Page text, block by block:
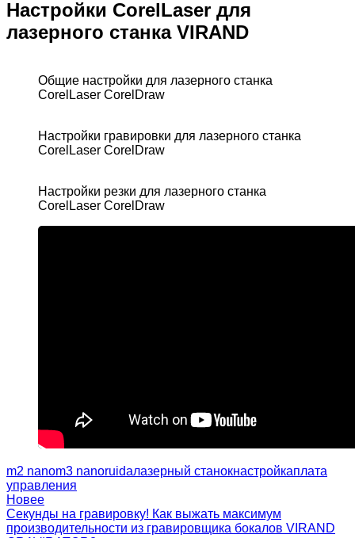
Настройки CorelLaser для
лазерного станка VIRAND
Общие настройки для лазерного станка
CorelLaser CorelDraw
Настройки гравировки для лазерного станка
CorelLaser CorelDraw
Настройки резки для лазерного станка
CorelLaser CorelDraw
m2 nanom3 nanoruidaлазерный станокнастройкаплата
управления
Новее
Секунды на гравировку! Как выжать максимум
производительности из гравировщика бокалов VIRAND